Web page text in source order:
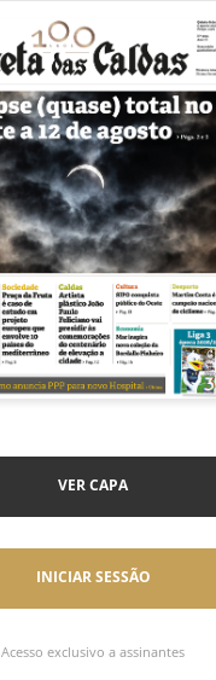
VER CAPA
INICIAR SESSÃO
Acesso exclusivo a assinantes